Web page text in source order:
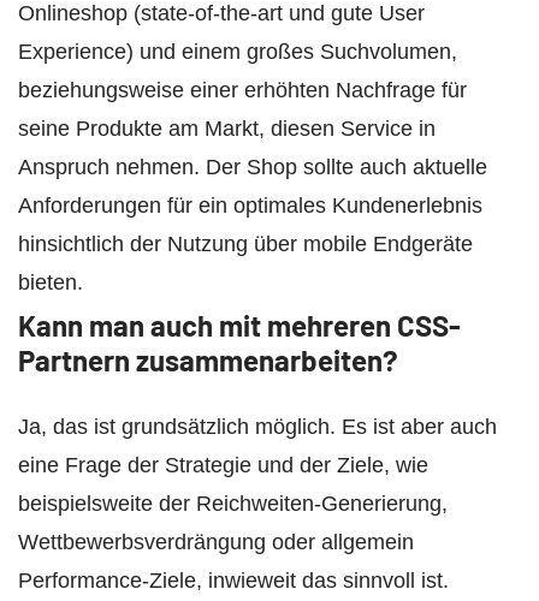
Onlineshop (state-of-the-art und gute User
Experience) und einem großes Suchvolumen,
beziehungsweise einer erhöhten Nachfrage für
seine Produkte am Markt, diesen Service in
Anspruch nehmen. Der Shop sollte auch aktuelle
Anforderungen für ein optimales Kundenerlebnis
hinsichtlich der Nutzung über mobile Endgeräte
bieten.
Kann man auch mit mehreren CSS-
Partnern zusammenarbeiten?
Ja, das ist grundsätzlich möglich. Es ist aber auch
eine Frage der Strategie und der Ziele, wie
beispielsweite der Reichweiten-Generierung,
Wettbewerbsverdrängung oder allgemein
Performance-Ziele, inwieweit das sinnvoll ist.